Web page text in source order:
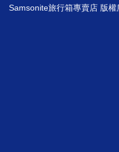
Samsonite旅行箱專賣店 版